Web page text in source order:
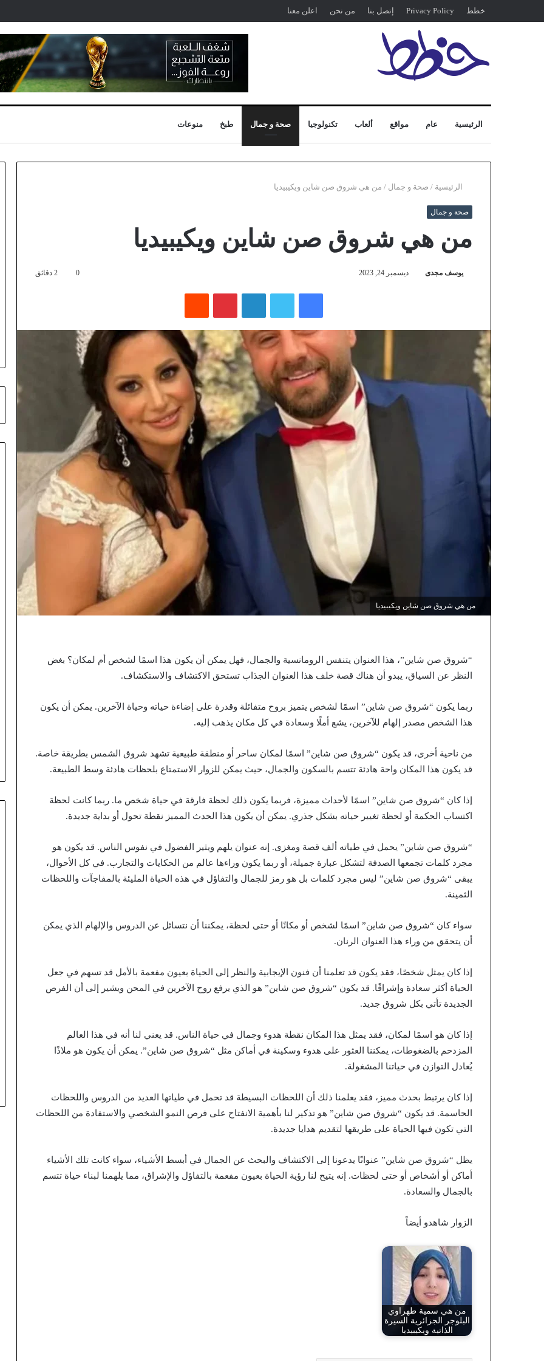
خطط Privacy Policy إتصل بنا من نحن اعلن معنا
الرئيسية عام مواقع ألعاب تكنولوجيا صحة و جمال طبخ منوعات
الرئيسية / صحة و جمال / من هي شروق صن شاين ويكيبيديا
صحة و جمال
من هي شروق صن شاين ويكيبيديا
يوسف مجدى ديسمبر 24, 2023 0
فيسبوك لينكدإن بينتيريست
من هي شروق صن شاين ويكيبيديا
“شروق صن شاين”، هذا العنوان يتنفس الرومانسية والجمال، فهل يمكن أن يكون هذا اسمًا لشخص أم لمكان؟ بغض
النظر عن السياق، يبدو أن هناك قصة خلف هذا العنوان الجذاب تستحق الاكتشاف والاستكشاف.
ربما يكون “شروق صن شاين” اسمًا لشخص يتميز بروح متفائلة وقدرة على إضاءة حياته وحياة الآخرين. يمكن أن يكون
هذا الشخص مصدر إلهام للآخرين، يشع أملًا وسعادة في كل مكان يذهب إليه.
من ناحية أخرى، قد يكون “شروق صن شاين” اسمًا لمكان ساحر أو منطقة طبيعية تشهد شروق الشمس بطريقة خاصة.
قد يكون هذا المكان واحة هادئة تتسم بالسكون والجمال، حيث يمكن للزوار الاستمتاع بلحظات هادئة وسط الطبيعة.
إذا كان “شروق صن شاين” اسمًا لأحداث مميزة، فربما يكون ذلك لحظة فارقة في حياة شخص ما. ربما كانت لحظة
اكتساب الحكمة أو لحظة تغيير حياته بشكل جذري. يمكن أن يكون هذا الحدث المميز نقطة تحول أو بداية جديدة.
“شروق صن شاين” يحمل في طياته ألف قصة ومغزى. إنه عنوان يلهم ويثير الفضول في نفوس الناس. قد يكون هو
مجرد كلمات تجمعها الصدفة لتشكل عبارة جميلة، أو ربما يكون وراءها عالم من الحكايات والتجارب. في كل الأحوال،
يبقى “شروق صن شاين” ليس مجرد كلمات بل هو رمز للجمال والتفاؤل في هذه الحياة المليئة بالمفاجآت واللحظات
الثمينة.
سواء كان “شروق صن شاين” اسمًا لشخص أو مكانًا أو حتى لحظة، يمكننا أن نتسائل عن الدروس والإلهام الذي يمكن
أن يتحقق من وراء هذا العنوان الرنان.
إذا كان يمثل شخصًا، فقد يكون قد تعلمنا أن فنون الإيجابية والنظر إلى الحياة بعيون مفعمة بالأمل قد تسهم في جعل
الحياة أكثر سعادة وإشراقًا. قد يكون “شروق صن شاين” هو الذي يرفع روح الآخرين في المحن ويشير إلى أن الفرص
الجديدة تأتي بكل شروق جديد.
إذا كان هو اسمًا لمكان، فقد يمثل هذا المكان نقطة هدوء وجمال في حياة الناس. قد يعني لنا أنه في هذا العالم
المزدحم بالضغوطات، يمكننا العثور على هدوء وسكينة في أماكن مثل “شروق صن شاين”. يمكن أن يكون هو ملاذًا
يُعادل التوازن في حياتنا المشغولة.
إذا كان يرتبط بحدث مميز، فقد يعلمنا ذلك أن اللحظات البسيطة قد تحمل في طياتها العديد من الدروس واللحظات
الحاسمة. قد يكون “شروق صن شاين” هو تذكير لنا بأهمية الانفتاح على فرص النمو الشخصي والاستفادة من اللحظات
التي تكون فيها الحياة على طريقها لتقديم هدايا جديدة.
يظل “شروق صن شاين” عنوانًا يدعونا إلى الاكتشاف والبحث عن الجمال في أبسط الأشياء، سواء كانت تلك الأشياء
أماكن أو أشخاص أو حتى لحظات. إنه يتيح لنا رؤية الحياة بعيون مفعمة بالتفاؤل والإشراق، مما يلهمنا لبناء حياة تتسم
بالجمال والسعادة.
الزوار شاهدو أيضاً
من هي سمية طهراوي
البلوجر الجزائرية السيرة
الذاتية ويكيبيديا